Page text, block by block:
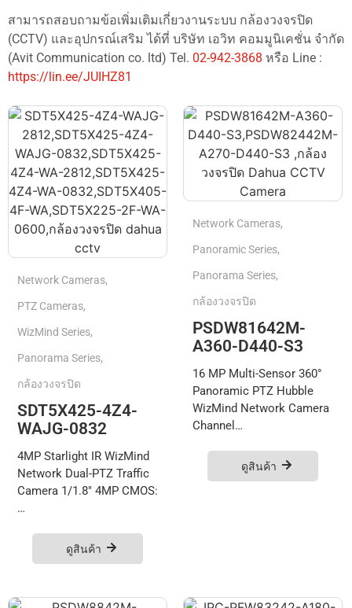
สามารถสอบถามข้อเพิ่มเติมเกี่ยวงานระบบ กล้องวงจรปิด
(CCTV) และอุปกรณ์เสริม ได้ที่ บริษัท เอวิท คอมมูนิเคชั่น จำกัด
(Avit Communication co. ltd) Tel. 02-942-3868 หรือ Line :
https://lin.ee/JUIHZ81
Network Cameras,
PTZ Cameras,
WizMind Series,
Panorama Series,
กล้องวงจรปิด
SDT5X425-4Z4-
WAJG-0832
4MP Starlight IR WizMind
Network Dual-PTZ Traffic
Camera 1/1.8" 4MP CMOS:
…
ดูสินค้า
Network Cameras,
Panoramic Series,
Panorama Series,
กล้องวงจรปิด
PSDW81642M-
A360-D440-S3
16 MP Multi-Sensor 360°
Panoramic PTZ Hubble
WizMind Network Camera
Channel…
ดูสินค้า